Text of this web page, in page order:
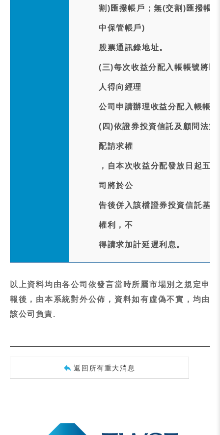
割)匯撥帳戶；無(交割)匯撥帳
中保管帳戶)
股票通訊錄地址。
(三)每次收益分配入帳帳號將
人得向經理
公司申請辦理收益分配入帳帳
(四)依證券投資信託及顧問法
配請求權
，自本次收益分配發放日起五
司將於公
告後併入該檔證券投資信託基
權利，不
得請求加計延遲利息。
以上資料均由各公司依發言當時所屬市場別之規定申
報後，由本系統對外公佈，資料如有虛偽不實，均由
該公司負責.
返回所有重大消息